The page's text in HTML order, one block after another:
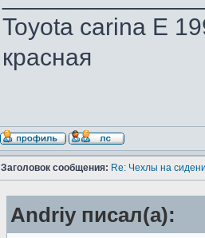
Toyota carina E
красная
Заголовок сообщения: Re: Чехлы на
Andriy писал(а):